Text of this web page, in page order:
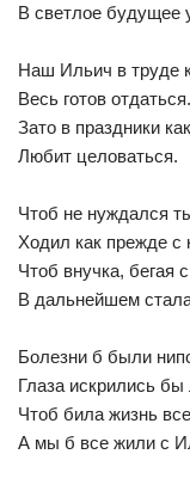
В светлое будущее
Наш Ильич в труде
Весь готов отдаться.
Зато в праздники
Любит целоваться.
Чтоб не нуждался
Ходил как прежде с
Чтоб внучка, бегая
В дальнейшем
Болезни б были
Глаза искрились бы
Чтоб била жизнь
А мы б все жили с